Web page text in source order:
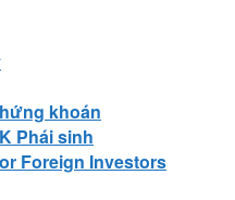
khoán
Phái sinh
Foreign Investors